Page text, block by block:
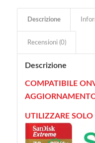
Descrizione
Recensioni (0)
Descrizione
COMPATIBILE
UTILIZZARE